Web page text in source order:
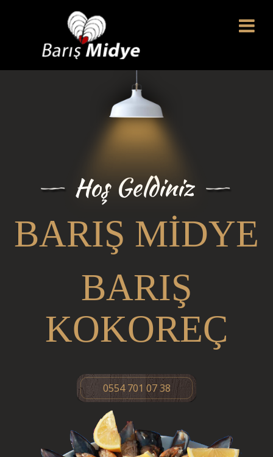
Hoş Geldiniz
BARIŞ MIDYE
BARIŞ
KOKOREÇ
0554 701 07 38